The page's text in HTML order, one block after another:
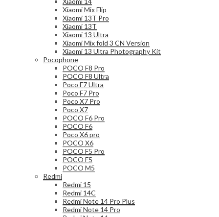
Xiaomi Mix Flip
Xiaomi 13T Pro
Xiaomi 13T
Xiaomi 13 Ultra
Xiaomi Mix fold 3 CN Version
Xiaomi 13 Ultra Photography Kit
Pocophone
POCO F8 Pro
POCO F8 Ultra
Poco F7 Ultra
Poco F7 Pro
Poco X7 Pro
Poco X7
POCO F6 Pro
POCO F6
Poco X6 pro
POCO X6
POCO F5 Pro
POCO F5
POCO M5
Redmi
Redmi 15
Redmi 14C
Redmi Note 14 Pro Plus
Redmi Note 14 Pro